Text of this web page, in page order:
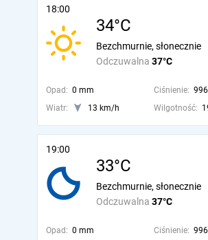
18:00
34°C
Odczuwalna 37°C
Bezchmurnie, słonecznie
Opad: 0 mm Ciśnienie:
Wiatr:
13 km/h Wilgotność:
19:00
33°C
Odczuwalna 37°C
Bezchmurnie, słonecznie
Opad: 0 mm Ciśnienie: